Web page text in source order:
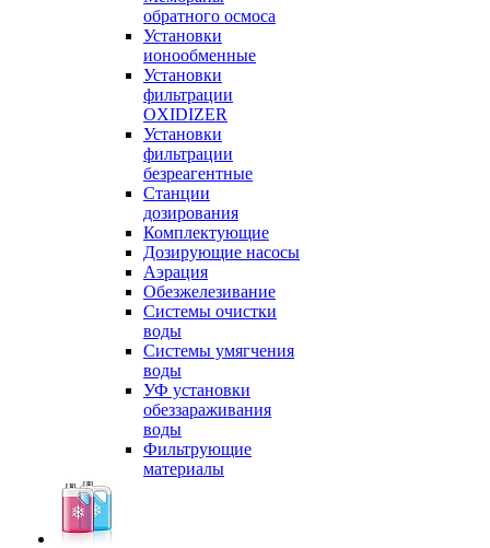
обратного осмоса
Установки
ионообменные
Установки
фильтрации
OXIDIZER
Установки
фильтрации
безреагентные
Станции
дозирования
Комплектующие
Дозирующие насосы
Аэрация
Обезжелезивание
Системы очистки
воды
Системы умягчения
воды
УФ установки
обеззараживания
воды
Фильтрующие
материалы